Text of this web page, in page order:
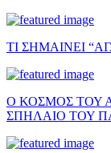
ΤΙ ΣΗΜΑΙΝΕΙ
Ο ΚΟΣΜΟΣ ΤΟΥ
ΣΠΗΛΑΙΟ ΤΟΥ